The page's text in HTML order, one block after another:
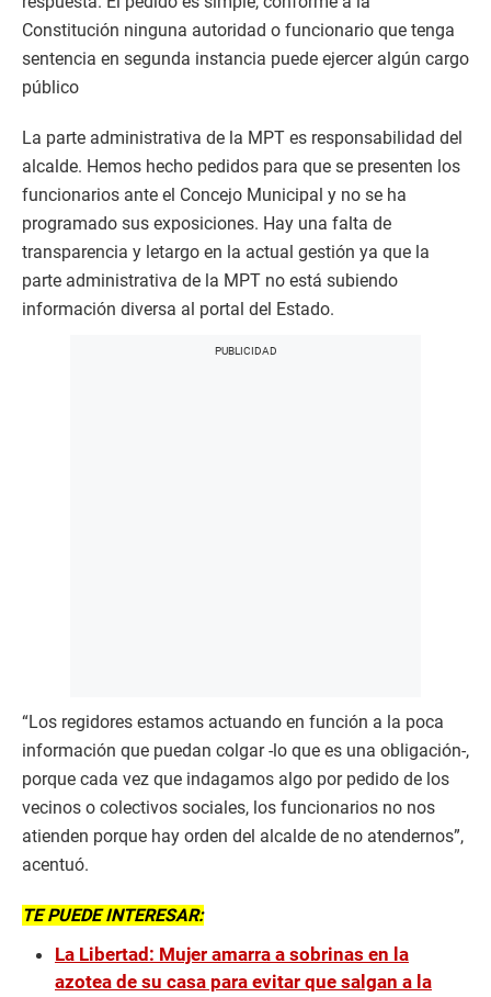
Constitución ninguna autoridad o funcionario que tenga
sentencia en segunda instancia puede ejercer algún cargo
público
La parte administrativa de la MPT es responsabilidad del
alcalde. Hemos hecho pedidos para que se presenten los
funcionarios ante el Concejo Municipal y no se ha
programado sus exposiciones. Hay una falta de
transparencia y letargo en la actual gestión ya que la
parte administrativa de la MPT no está subiendo
información diversa al portal del Estado.
“Los regidores estamos actuando en función a la poca
información que puedan colgar -lo que es una obligación-,
porque cada vez que indagamos algo por pedido de los
vecinos o colectivos sociales, los funcionarios no nos
atienden porque hay orden del alcalde de no atendernos”,
acentuó.
TE PUEDE INTERESAR:
La Libertad: Mujer amarra a sobrinas en la
azotea de su casa para evitar que salgan a la